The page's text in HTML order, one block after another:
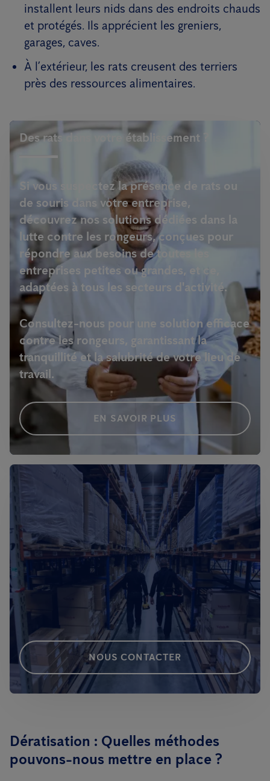
installent leurs nids dans des endroits chauds
et protégés. Ils apprécient les greniers,
garages, caves.
À l’extérieur, les rats creusent des terriers
près des ressources alimentaires.
Des rats dans votre établissement ?
Si vous suspectez la présence de rats ou
de souris dans votre entreprise,
découvrez nos solutions dédiées dans la
lutte contre les rongeurs, conçues pour
répondre aux besoins de toutes les
entreprises petites ou grandes, et ce,
adaptées à tous les secteurs d'activité.
Consultez-nous pour une solution efficace
contre les rongeurs, garantissant la
tranquillité et la salubrité de votre lieu de
travail.
EN SAVOIR PLUS
NOUS CONTACTER
Dératisation : Quelles méthodes
pouvons-nous mettre en place ?